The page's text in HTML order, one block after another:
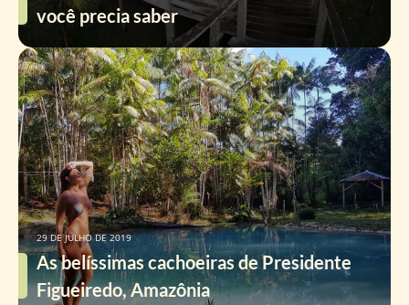
você precia saber
As belíssimas cachoeiras de Presidente
Figueiredo, Amazônia
29 DE JULHO DE 2019